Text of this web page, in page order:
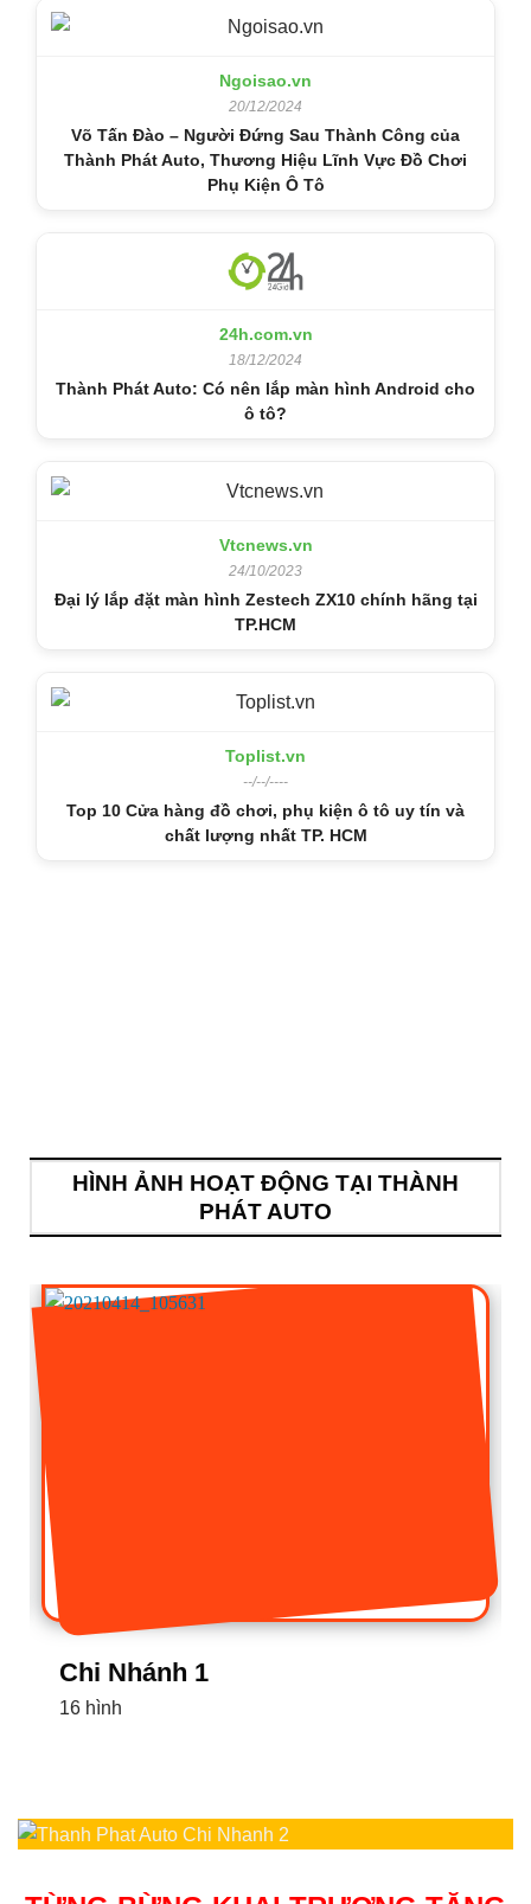
Ngoisao.vn
20/12/2024
Võ Tấn Đào – Người Đứng Sau Thành Công của
Thành Phát Auto, Thương Hiệu Lĩnh Vực Đồ Chơi
Phụ Kiện Ô Tô
24h.com.vn
18/12/2024
Thành Phát Auto: Có nên lắp màn hình Android cho
ô tô?
Vtcnews.vn
24/10/2023
Đại lý lắp đặt màn hình Zestech ZX10 chính hãng tại
TP.HCM
Toplist.vn
--/--/----
Top 10 Cửa hàng đồ chơi, phụ kiện ô tô uy tín và
chất lượng nhất TP. HCM
HÌNH ẢNH HOẠT ĐỘNG TẠI THÀNH
PHÁT AUTO
Chi Nhánh 1
16 hình